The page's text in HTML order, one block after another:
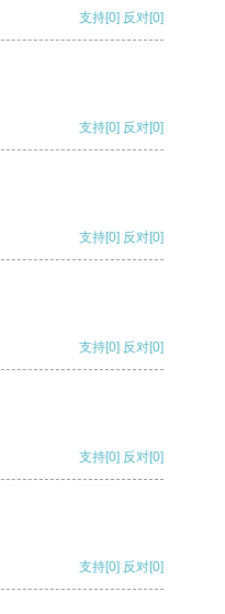
支持[0] 反对[0]
支持[0] 反对[0]
支持[0] 反对[0]
支持[0] 反对[0]
支持[0] 反对[0]
支持[0] 反对[0]